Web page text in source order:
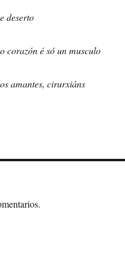
e deserto
o corazón é só un musculo
os amantes, cirurxiáns